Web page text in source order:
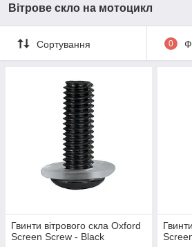
Вітрове скло на мотоцикл
Сортування 0
Гвинти вітрового скла Oxford
Screen Screw - Black